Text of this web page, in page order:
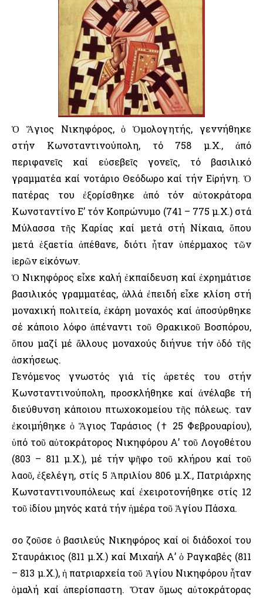
Ὁ Ἅγιος Νικηφόρος, ὁ Ὁμολογητής, γεννήθηκε
στήν Κωνσταντινούπολη, τό 758 μ.Χ., ἀπό
περιφανεῖς καί εὐσεβεῖς γονεῖς, τό βασιλικό
γραμματέα καί νοτάριο Θεόδωρο καί τήν Εἰρήνη. Ὁ
πατέρας του ἐξορίσθηκε ἀπό τόν αὐτοκράτορα
Κωνσταντίνο Ε’ τόν Κοπρώνυμο (741 – 775 μ.Χ.) στά
Μύλασσα τῆς Καρίας καί μετά στή Νίκαια, ὅπου
μετά ἑξαετία ἀπέθανε, διότι ἦταν ὑπέρμαχος τῶν
ἱερῶν εἰκόνων.
Ὁ Νικηφόρος εἶχε καλή ἐκπαίδευση καί ἐχρημάτισε
βασιλικός γραμματέας, ἀλλά ἐπειδή εἶχε κλίση στή
μοναχική πολιτεία, ἐκάρη μοναχός καί ἀποσύρθηκε
σέ κάποιο λόφο ἀπέναντι τοῦ Θρακικοῦ Βοσπόρου,
ὅπου μαζί μέ ἄλλους μοναχούς διήνυε τήν ὁδό τῆς
ἀσκήσεως.
Γενόμενος γνωστός γιά τίς ἀρετές του στήν
Κωνσταντινούπολη, προσκλήθηκε καί ἀνέλαβε τή
διεύθυνση κάποιου πτωχοκομείου τῆς πόλεως. Ὅταν
ἐκοιμήθηκε ὁ Ἅγιος Ταράσιος († 25 Φεβρουαρίου),
ὑπό τοῦ αὐτοκράτορος Νικηφόρου Α’ τοῦ Λογοθέτου
(803 – 811 μ.Χ.), μέ τήν ψῆφο τοῦ κλήρου καί τοῦ
λαοῦ, ἐξελέγη, στίς 5 Ἀπριλίου 806 μ.Χ., Πατριάρχης
Κωνσταντινουπόλεως καί ἐχειροτονήθηκε στίς 12
τοῦ ἰδίου μηνός κατά τήν ἡμέρα τοῦ Ἁγίου Πάσχα.
Ὅσο ζοῦσε ὁ βασιλεύς Νικηφόρος καί οἱ διάδοχοί του
Σταυράκιος (811 μ.Χ.) καί Μιχαήλ Α’ ὁ Ραγκαβές (811
– 813 μ.Χ.), ἡ πατριαρχεία τοῦ Ἁγίου Νικηφόρου ἦταν
ὁμαλή καί ἀπερίσπαστη. Ὄταν ὅμως αὐτοκράτορας